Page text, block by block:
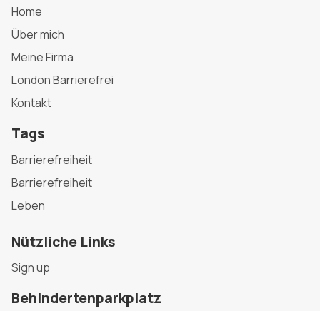
Home
Über mich
Meine Firma
London Barrierefrei
Kontakt
Tags
Barrierefreiheit
Barrierefreiheit
Leben
Nützliche Links
Sign up
Behindertenparkplatz